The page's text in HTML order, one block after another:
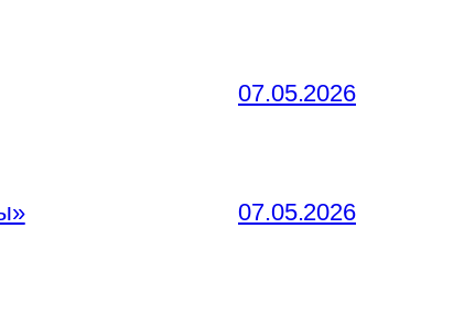
07.05.2026
07.05.2026